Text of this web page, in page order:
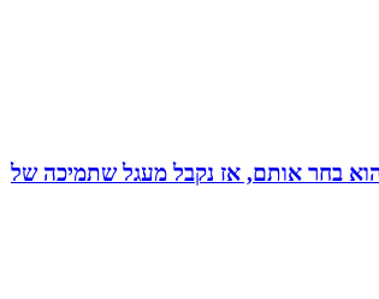
בחר אותם, אז נקבל מעגל שתמיכה של